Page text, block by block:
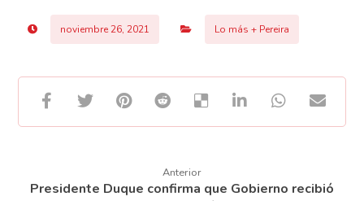
noviembre 26, 2021 Lo más + Pereira
Anterior
Presidente Duque confirma que Gobierno recibió